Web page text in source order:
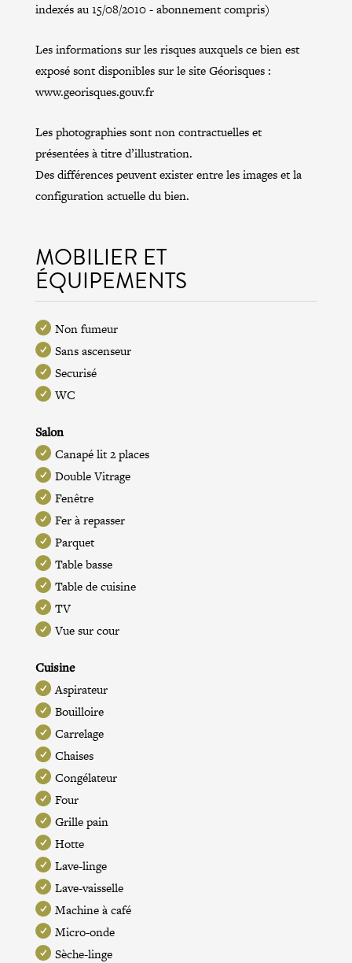
indexés au 15/08/2010 - abonnement compris)
Les informations sur les risques auxquels ce bien est
exposé sont disponibles sur le site Géorisques :
www.georisques.gouv.fr
Les photographies sont non contractuelles et
présentées à titre d’illustration.
Des différences peuvent exister entre les images et la
configuration actuelle du bien.
MOBILIER ET
ÉQUIPEMENTS
Non fumeur
Sans ascenseur
Securisé
WC
Salon
Canapé lit 2 places
Double Vitrage
Fenêtre
Fer à repasser
Parquet
Table basse
Table de cuisine
TV
Vue sur cour
Cuisine
Aspirateur
Bouilloire
Carrelage
Chaises
Congélateur
Four
Grille pain
Hotte
Lave-linge
Lave-vaisselle
Machine à café
Micro-onde
Sèche-linge